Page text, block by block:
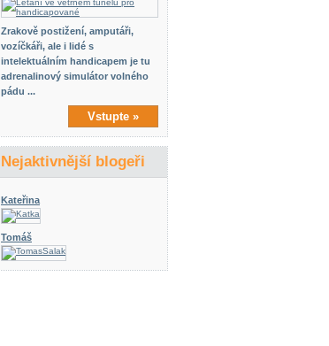
Zrakově postižení, amputáři,
vozíčkáři, ale i lidé s
intelektuálním handicapem je tu
adrenalinový simulátor volného
pádu ...
Vstupte »
Nejaktivnější blogeři
Kateřina
Tomáš